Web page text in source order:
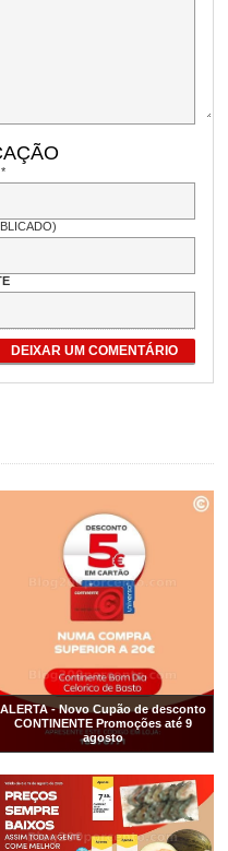
*
DEIXAR UM COMENTÁRIO
ALERTA - Novo Cupão de desconto
CONTINENTE Promoções até 9
agosto